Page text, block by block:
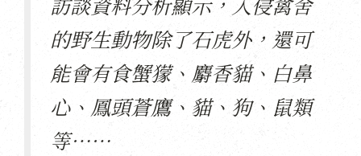
的野生動物除了石虎外，還可
能會有食蟹獴、麝香貓、白鼻
心、鳳頭蒼鷹、貓、狗、鼠類
等⋯⋯